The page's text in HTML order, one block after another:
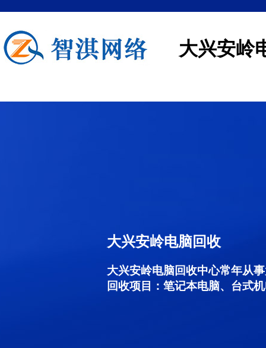
大兴安岭
大兴安岭电脑回收
大兴安岭电脑回收中心常年从
回收项目：笔记本电脑、台式